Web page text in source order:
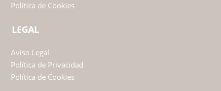
Política de Cookies
LEGAL
Aviso Legal
Política de Privacidad
Política de Cookies